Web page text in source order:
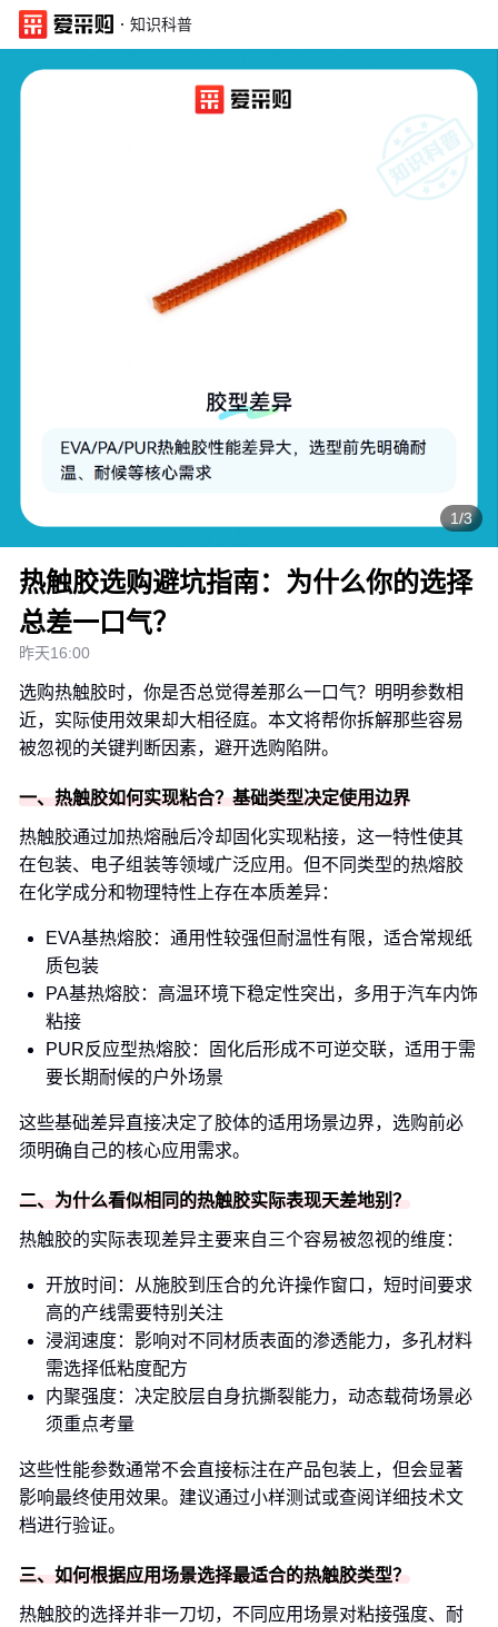
· 知识科普
1/3
热触胶选购避坑指南：为什么你的选择
总差一口气？
昨天16:00
选购热触胶时，你是否总觉得差那么一口气？明明参数相
近，实际使用效果却大相径庭。本文将帮你拆解那些容易
被忽视的关键判断因素，避开选购陷阱。
一、热触胶如何实现粘合？基础类型决定使用边界
热触胶通过加热熔融后冷却固化实现粘接，这一特性使其
在包装、电子组装等领域广泛应用。但不同类型的热熔胶
在化学成分和物理特性上存在本质差异：
EVA基热熔胶：通用性较强但耐温性有限，适合常规纸
质包装
PA基热熔胶：高温环境下稳定性突出，多用于汽车内饰
粘接
PUR反应型热熔胶：固化后形成不可逆交联，适用于需
要长期耐候的户外场景
这些基础差异直接决定了胶体的适用场景边界，选购前必
须明确自己的核心应用需求。
二、为什么看似相同的热触胶实际表现天差地别？
热触胶的实际表现差异主要来自三个容易被忽视的维度：
开放时间：从施胶到压合的允许操作窗口，短时间要求
高的产线需要特别关注
浸润速度：影响对不同材质表面的渗透能力，多孔材料
需选择低粘度配方
内聚强度：决定胶层自身抗撕裂能力，动态载荷场景必
须重点考量
这些性能参数通常不会直接标注在产品包装上，但会显著
影响最终使用效果。建议通过小样测试或查阅详细技术文
档进行验证。
三、如何根据应用场景选择最适合的热触胶类型？
热触胶的选择并非一刀切，不同应用场景对粘接强度、耐